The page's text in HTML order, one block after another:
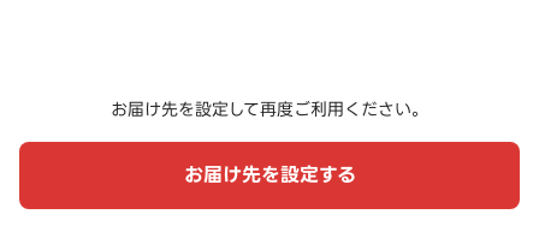
お届け先を設定して再度ご利用ください。
お届け先を設定する